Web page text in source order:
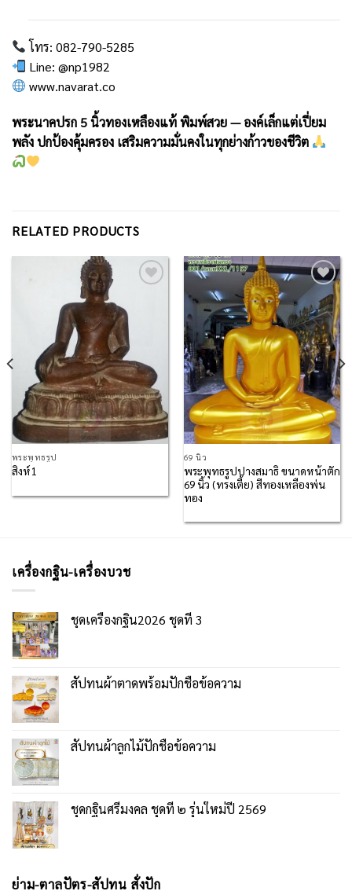
โทร: 082-790-5285
Line: @np1982
www.navarat.co
พระนาคปรก 5 นิ้วทองเหลืองแท้ พิมพ์สวย — องค์เล็กแต่เปี่ยม
พลัง ปกป้องคุ้มครอง เสริมความมั่นคงในทุกย่างก้าวของชีวิต
RELATED PRODUCTS
พระพุทธรูป
สิงห์1
Add to
Wishlist
69 นิ้ว
พระพุทธรูปปางสมาธิ ขนาดหน้าตัก
69 นิ้ว (ทรงเตี้ย) สีทองเหลืองพ่น
ทอง
เครื่องกฐิน-เครื่องบวช
ชุดเครื่องกฐิน2026 ชุดที่ 3
สัปทนผ้าตาดพร้อมปักชื่อข้อความ
สัปทนผ้าลูกไม้ปักชื่อข้อความ
ชุดกฐินศรีมงคล ชุดที่ ๒ รุ่นใหม่ปี 2569
ย่าม-ตาลปัตร-สัปทน สั่งปัก